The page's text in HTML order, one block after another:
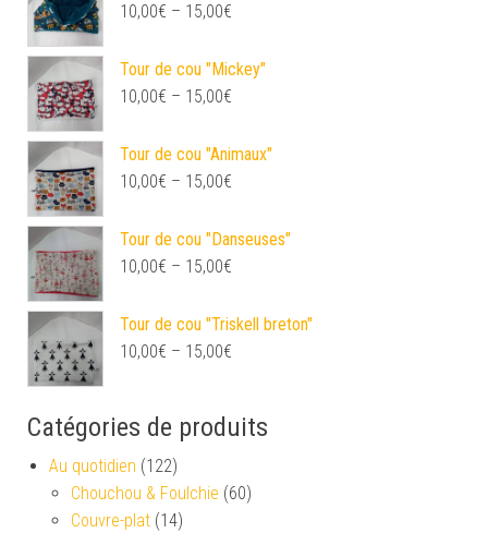
10,00€ – 15,00€
Tour de cou "Mickey"
10,00€ – 15,00€
Tour de cou "Animaux"
10,00€ – 15,00€
Tour de cou "Danseuses"
10,00€ – 15,00€
Tour de cou "Triskell breton"
10,00€ – 15,00€
Catégories de produits
Au quotidien (122)
Chouchou & Foulchie (60)
Couvre-plat (14)